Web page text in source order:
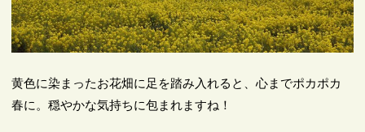
黄色に染まったお花畑に足を踏み入れると、心までポカポカ
春に。穏やかな気持ちに包まれますね！